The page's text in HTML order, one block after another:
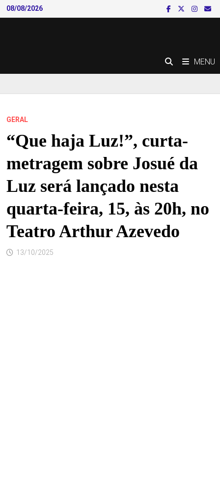
Skip
to
08/08/2026
MENU
GERAL
“Que haja Luz!”, curta-
metragem sobre Josué da
Luz será lançado nesta
quarta-feira, 15, às 20h, no
Teatro Arthur Azevedo
13/10/2025